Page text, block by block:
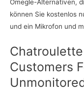
Omegle-Alternativen,
können Sie kostenlos
und ein Mikrofon und
Customers